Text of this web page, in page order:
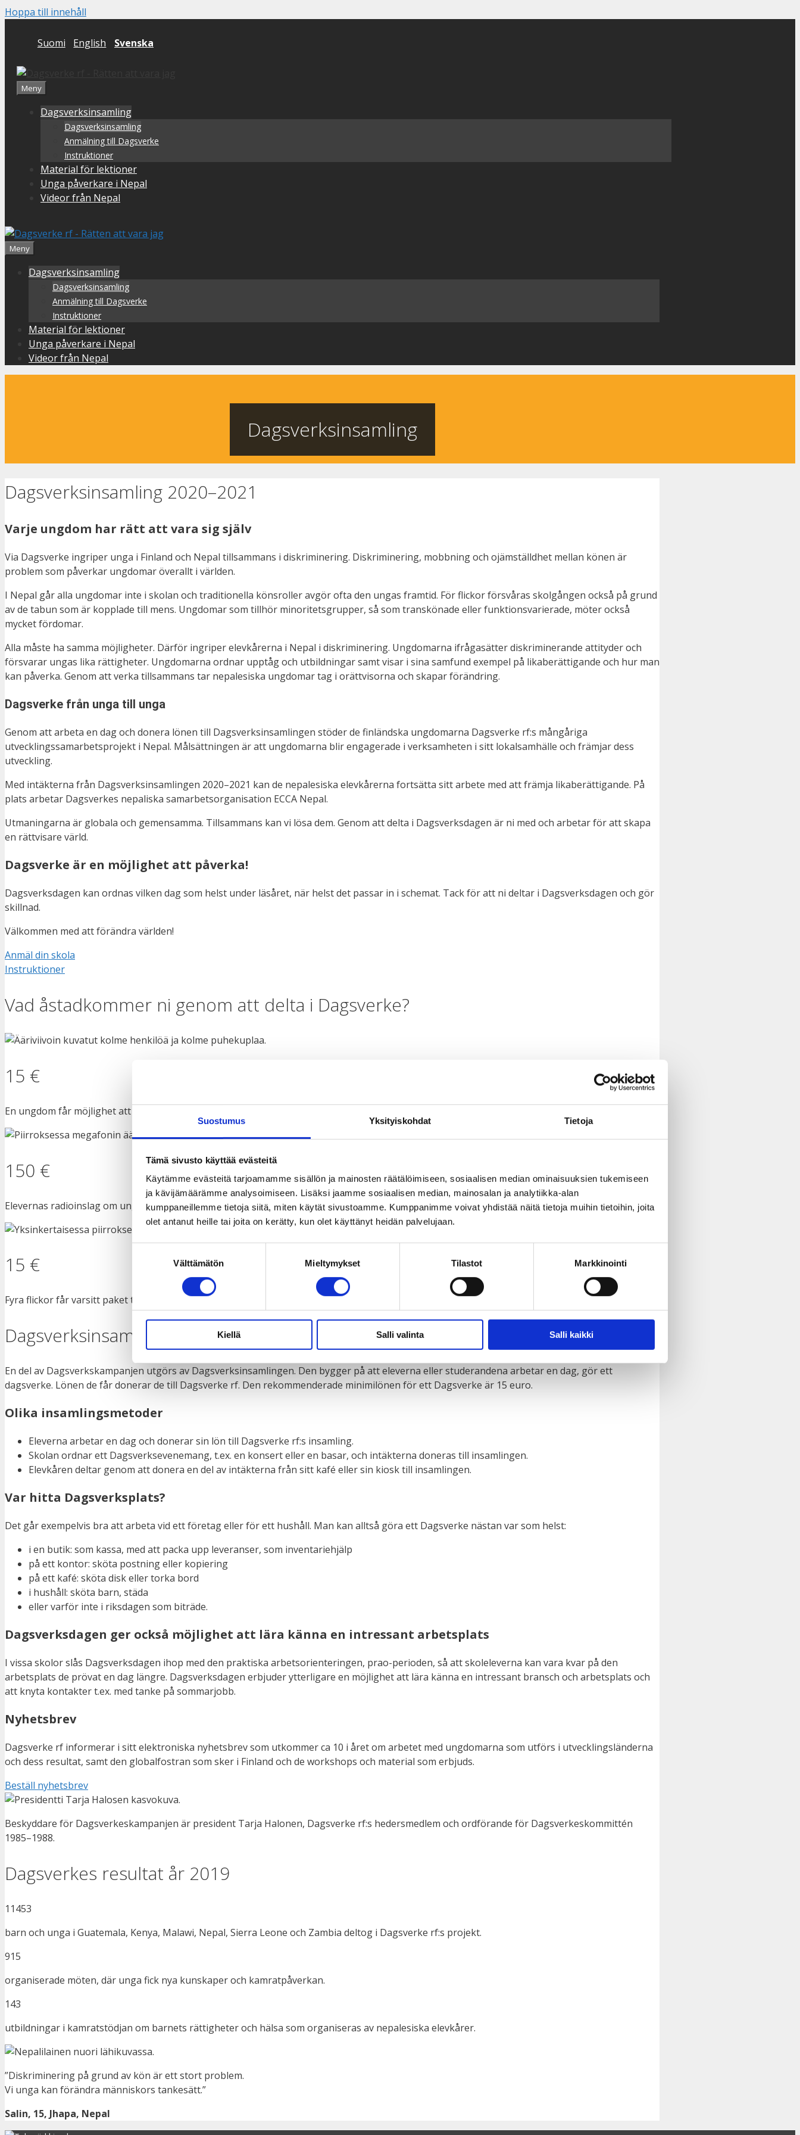
Suostumus Yksityiskohdat Tietoja
Tämä sivusto käyttää evästeitä
Käytämme evästeitä tarjoamamme sisällön ja mainosten räätälöimiseen, sosiaalisen median ominaisuuksien tukemiseen
ja kävijämäärämme analysoimiseen. Lisäksi jaamme sosiaalisen median, mainosalan ja analytiikka-alan
kumppaneillemme tietoja siitä, miten käytät sivustoamme. Kumppanimme voivat yhdistää näitä tietoja muihin tietoihin, joita
olet antanut heille tai joita on kerätty, kun olet käyttänyt heidän palvelujaan.
Välttämätön Mieltymykset Tilastot Markkinointi
Kiellä Salli valinta Salli kaikki
Hoppa till innehåll
Suomi English Svenska
Meny
Dagsverksinsamling
Dagsverksinsamling
Anmälning till Dagsverke
Instruktioner
Material för lektioner
Unga påverkare i Nepal
Videor från Nepal
Meny
Dagsverksinsamling
Dagsverksinsamling
Anmälning till Dagsverke
Instruktioner
Material för lektioner
Unga påverkare i Nepal
Videor från Nepal
Dagsverksinsamling
Dagsverksinsamling 2020–2021
Varje ungdom har rätt att vara sig själv
Via Dagsverke ingriper unga i Finland och Nepal tillsammans i diskriminering. Diskriminering, mobbning och ojämställdhet mellan könen är
problem som påverkar ungdomar överallt i världen.
I Nepal går alla ungdomar inte i skolan och traditionella könsroller avgör ofta den ungas framtid. För flickor försvåras skolgången också på grund
av de tabun som är kopplade till mens. Ungdomar som tillhör minoritetsgrupper, så som transkönade eller funktionsvarierade, möter också
mycket fördomar.
Alla måste ha samma möjligheter. Därför ingriper elevkårerna i Nepal i diskriminering. Ungdomarna ifrågasätter diskriminerande attityder och
försvarar ungas lika rättigheter. Ungdomarna ordnar upptåg och utbildningar samt visar i sina samfund exempel på likaberättigande och hur man
kan påverka. Genom att verka tillsammans tar nepalesiska ungdomar tag i orättvisorna och skapar förändring.
Dagsverke från unga till unga
Genom att arbeta en dag och donera lönen till Dagsverksinsamlingen stöder de finländska ungdomarna Dagsverke rf:s mångåriga
utvecklingssamarbetsprojekt i Nepal. Målsättningen är att ungdomarna blir engagerade i verksamheten i sitt lokalsamhälle och främjar dess
utveckling.
Med intäkterna från Dagsverksinsamlingen 2020–2021 kan de nepalesiska elevkårerna fortsätta sitt arbete med att främja likaberättigande. På
plats arbetar Dagsverkes nepaliska samarbetsorganisation ECCA Nepal.
Utmaningarna är globala och gemensamma. Tillsammans kan vi lösa dem. Genom att delta i Dagsverksdagen är ni med och arbetar för att skapa
en rättvisare värld.
Dagsverke är en möjlighet att påverka!
Dagsverksdagen kan ordnas vilken dag som helst under läsåret, när helst det passar in i schemat. Tack för att ni deltar i Dagsverksdagen och gör
skillnad.
Välkommen med att förändra världen!
Anmäl din skola
Instruktioner
Vad åstadkommer ni genom att delta i Dagsverke?
15 €
En ungdom får möjlighet att delta på ett tredagars läger om påverkansarbete.
150 €
Elevernas radioinslag om ungas rättigheter och jämställdhet sänds i lokalradion.
15 €
Fyra flickor får varsitt paket tygbindor, så att de kan fortsätta sin skolgång.
Dagsverksinsamling
En del av Dagsverkskampanjen utgörs av Dagsverksinsamlingen. Den bygger på att eleverna eller studerandena arbetar en dag, gör ett
dagsverke. Lönen de får donerar de till Dagsverke rf. Den rekommenderade minimilönen för ett Dagsverke är 15 euro.
Olika insamlingsmetoder
Eleverna arbetar en dag och donerar sin lön till Dagsverke rf:s insamling.
Skolan ordnar ett Dagsverksevenemang, t.ex. en konsert eller en basar, och intäkterna doneras till insamlingen.
Elevkåren deltar genom att donera en del av intäkterna från sitt kafé eller sin kiosk till insamlingen.
Var hitta Dagsverksplats?
Det går exempelvis bra att arbeta vid ett företag eller för ett hushåll. Man kan alltså göra ett Dagsverke nästan var som helst:
i en butik: som kassa, med att packa upp leveranser, som inventariehjälp
på ett kontor: sköta postning eller kopiering
på ett kafé: sköta disk eller torka bord
i hushåll: sköta barn, städa
eller varför inte i riksdagen som biträde.
Dagsverksdagen ger också möjlighet att lära känna en intressant arbetsplats
I vissa skolor slås Dagsverksdagen ihop med den praktiska arbetsorienteringen, prao-perioden, så att skoleleverna kan vara kvar på den
arbetsplats de prövat en dag längre. Dagsverksdagen erbjuder ytterligare en möjlighet att lära känna en intressant bransch och arbetsplats och
att knyta kontakter t.ex. med tanke på sommarjobb.
Nyhetsbrev
Dagsverke rf informerar i sitt elektroniska nyhetsbrev som utkommer ca 10 i året om arbetet med ungdomarna som utförs i utvecklingsländerna
och dess resultat, samt den globalfostran som sker i Finland och de workshops och material som erbjuds.
Beställ nyhetsbrev
Beskyddare för Dagsverkeskampanjen är president Tarja Halonen, Dagsverke rf:s hedersmedlem och ordförande för Dagsverkeskommittén
1985–1988.
Dagsverkes resultat år 2019
11453
barn och unga i Guatemala, Kenya, Malawi, Nepal, Sierra Leone och Zambia deltog i Dagsverke rf:s projekt.
915
organiserade möten, där unga fick nya kunskaper och kamratpåverkan.
143
utbildningar i kamratstödjan om barnets rättigheter och hälsa som organiseras av nepalesiska elevkårer.
”Diskriminering på grund av kön är ett stort problem.
Vi unga kan förändra människors tankesätt.”
Salin, 15, Jhapa, Nepal